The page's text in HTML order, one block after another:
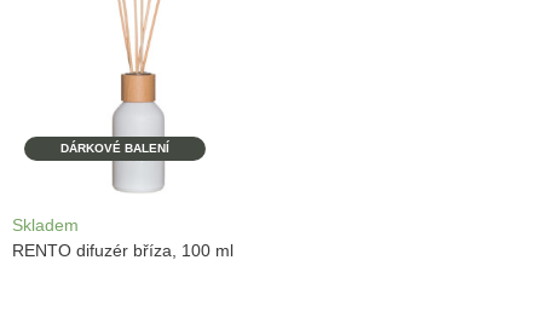
DÁRKOVÉ BALENÍ
Skladem
RENTO difuzér bříza, 100 ml